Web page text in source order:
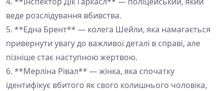
веде розслідування вбивства.
5. **Една Брент** — колега Шейли, яка намагається
привернути увагу до важливої деталі в справі, але
пізніше стає наступною жертвою.
6. **Мерліна Рівал** — жінка, яка спочатку
ідентифікує вбитого як свого колишнього чоловіка,